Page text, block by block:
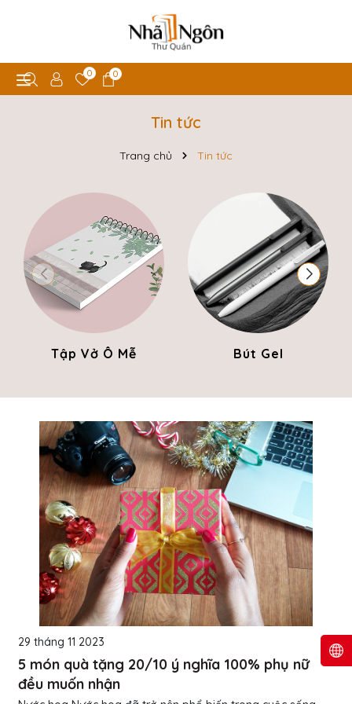
0 0
Tin tức
Trang chủ Tin tức
Tập Vở Ô Mễ Bút Gel
29 tháng 11 2023
5 món quà tặng 20/10 ý nghĩa 100% phụ nữ
đều muốn nhận